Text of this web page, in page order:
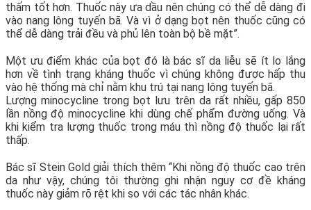
thấm tốt hơn. Thuốc này ưa dầu nên chúng có thể dễ dàng đi
vào nang lông tuyến bã. Và vì ở dạng bọt nên thuốc cũng có
thể dễ dàng trải đều và phủ lên toàn bộ bề mặt”.
Một ưu điểm khác của bọt đó là bác sĩ da liễu sẽ ít lo lắng
hơn về tình trạng kháng thuốc vì chúng không được hấp thu
vào hệ thống mà chỉ nằm khu trú tại nang lông tuyến bã.
Lượng minocycline trong bọt lưu trên da rất nhiều, gấp 850
lần nồng độ minocycline khi dùng chế phẩm đường uống. Và
khi kiểm tra lượng thuốc trong máu thì nồng độ thuốc lại rất
thấp.
Bác sĩ Stein Gold giải thích thêm “Khi nồng độ thuốc cao trên
da như vậy, chúng tôi thường ghi nhận nguy cơ đề kháng
thuốc này giảm rõ rệt khi so với các tác nhân khác.